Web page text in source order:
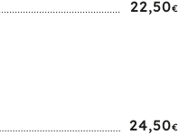
22,50€
24,50€